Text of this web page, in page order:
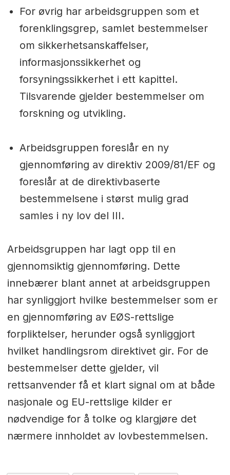
For øvrig har arbeidsgruppen som et
forenklingsgrep, samlet bestemmelser
om sikkerhetsanskaffelser,
informasjonssikkerhet og
forsyningssikkerhet i ett kapittel.
Tilsvarende gjelder bestemmelser om
forskning og utvikling.
Arbeidsgruppen foreslår en ny
gjennomføring av direktiv 2009/81/EF og
foreslår at de direktivbaserte
bestemmelsene i størst mulig grad
samles i ny lov del III.
Arbeidsgruppen har lagt opp til en
gjennomsiktig gjennomføring. Dette
innebærer blant annet at arbeidsgruppen
har synliggjort hvilke bestemmelser som er
en gjennomføring av EØS-rettslige
forpliktelser, herunder også synliggjort
hvilket handlingsrom direktivet gir. For de
bestemmelser dette gjelder, vil
rettsanvender få et klart signal om at både
nasjonale og EU-rettslige kilder er
nødvendige for å tolke og klargjøre det
nærmere innholdet av lovbestemmelsen.